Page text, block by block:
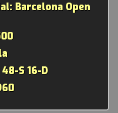
Barcelona Open
S 16-D